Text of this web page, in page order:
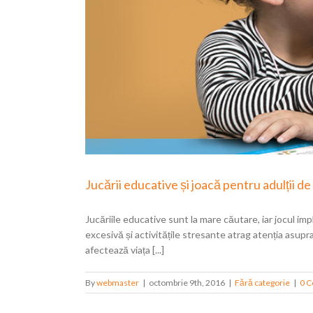
Jucării educative și joacă pentru adulții de
Jucăriile educative sunt la mare căutare, iar jocul
excesivă și activitățile stresante atrag atenția
afectează viața [...]
Bywebmaster | octombrie 9th, 2016 | Fără categorie | 0